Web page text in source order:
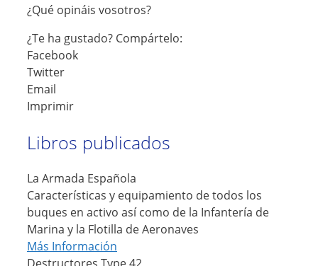
¿Qué opináis vosotros?
¿Te ha gustado? Compártelo:
Facebook
Twitter
Email
Imprimir
Libros publicados
La Armada Española
Características y equipamiento de todos los
buques en activo así como de la Infantería de
Marina y la Flotilla de Aeronaves
Más Información